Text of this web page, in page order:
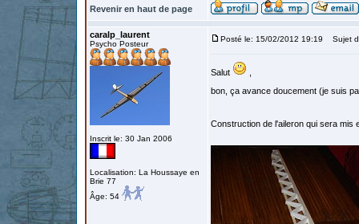
Revenir en haut de page
caralp_laurent
Psycho Posteur
Inscrit le: 30 Jan 2006
Localisation: La Houssaye en
Brie 77
Âge: 54
Posté le: 15/02/2012 19:19 Sujet
Salut
bon, ça avance doucement (je suis
Construction de l'aileron qui sera mis